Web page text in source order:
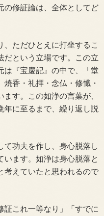
の修証論は、全体としてど
ただひとえに打坐するこ
だという立場です。この立
は『宝慶記』の中で、「堂
香・礼拝・念仏・修懺・
す。この如浄の言葉が、
年に至るまで、繰り返し説
功夫を作し、身心脱落し
ます。如浄は身心脱落と
考えていたと思われるので
これ一等なり」「すでに